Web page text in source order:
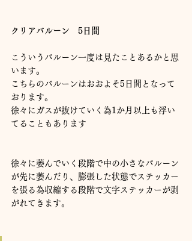
クリアバルーン　5日間
こういうバルーン一度は見たことあるかと思
います。
こちらのバルーンはおおよそ5日間となって
おります。
徐々にガスが抜けていく為1か月以上も浮い
てることもあります
徐々に萎んでいく段階で中の小さなバルーン
が先に萎んだり、膨張した状態でステッカー
を張る為収縮する段階で文字ステッカーが剥
がれてきます。